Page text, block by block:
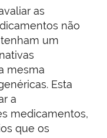
as
não
um
mesma
Esta
a
medicamentos,
que os